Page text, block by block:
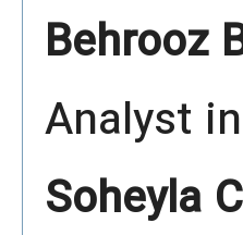
Behrooz
Analyst
Soheyla